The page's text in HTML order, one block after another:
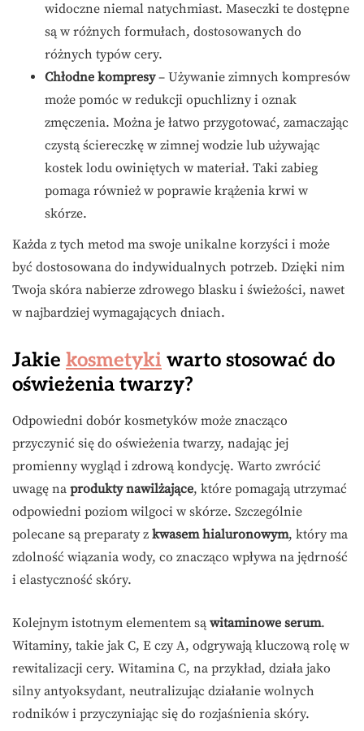
widoczne niemal natychmiast. Maseczki te dostępne
są w różnych formułach, dostosowanych do
różnych typów cery.
Chłodne kompresy– Używanie zimnych kompresów
może pomóc w redukcji opuchlizny i oznak
zmęczenia. Można je łatwo przygotować, zamaczając
czystą ściereczkę w zimnej wodzie lub używając
kostek lodu owiniętych w materiał. Taki zabieg
pomaga również w poprawie krążenia krwi w
skórze.
Każda z tych metod ma swoje unikalne korzyści i może
być dostosowana do indywidualnych potrzeb. Dzięki nim
Twoja skóra nabierze zdrowego blasku i świeżości, nawet
w najbardziej wymagających dniach.
Jakie kosmetyki warto stosować do
oświeżenia twarzy?
Odpowiedni dobór kosmetyków może znacząco
przyczynić się do oświeżenia twarzy, nadając jej
promienny wygląd i zdrową kondycję. Warto zwrócić
uwagę na produkty nawilżające, które pomagają utrzymać
odpowiedni poziom wilgoci w skórze. Szczególnie
polecane są preparaty z kwasem hialuronowym, który ma
zdolność wiązania wody, co znacząco wpływa na jędrność
i elastyczność skóry.
Kolejnym istotnym elementem są witaminowe serum.
Witaminy, takie jak C, E czy A, odgrywają kluczową rolę w
rewitalizacji cery. Witamina C, na przykład, działa jako
silny antyoksydant, neutralizując działanie wolnych
rodników i przyczyniając się do rozjaśnienia skóry.